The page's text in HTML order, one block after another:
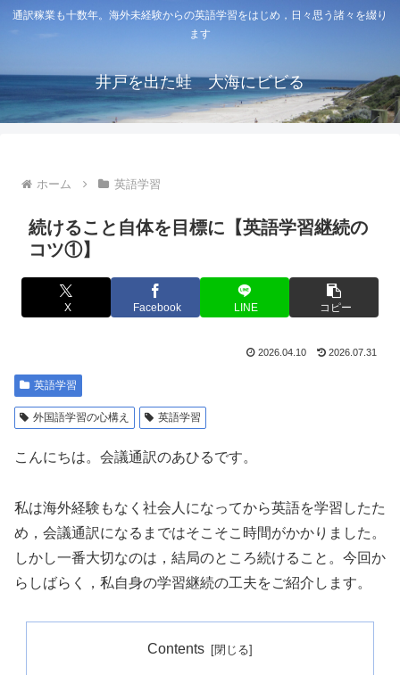
通訳稼業も十数年。海外未経験からの英語学習をはじめ，日々思う諸々を綴り
ます
井戸を出た蛙 大海にビビる
ホーム 英語学習
続けること自体を目標に【英語学習継続の
コツ①】
X Facebook LINE コピー
2026.04.10 2026.07.31
英語学習
外国語学習の心構え 英語学習
こんにちは。会議通訳のあひるです。
私は海外経験もなく社会人になってから英語を学習したた
め，会議通訳になるまではそこそこ時間がかかりました。
しかし一番大切なのは，結局のところ続けること。今回か
らしばらく，私自身の学習継続の工夫をご紹介します。
Contents